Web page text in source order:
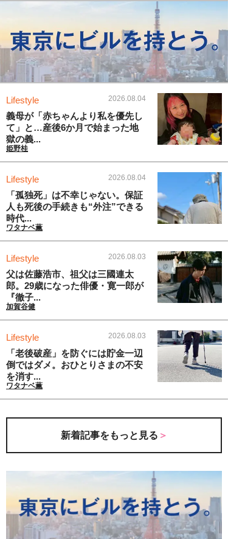
Lifestyle 2026.08.04
義母が「赤ちゃんより私を優先し
て」と…産後6か月で始まった地
獄の義...
姫野桂
Lifestyle 2026.08.04
「孤独死」は不幸じゃない。保証
人も死後の手続きも“外注”できる
時代...
ワタナベ薫
Lifestyle 2026.08.03
父は佐藤浩市、祖父は三國連太
郎。29歳になった俳優・寛一郎が
『徹子...
加賀谷健
Lifestyle 2026.08.03
「老後破産」を防ぐには貯金一辺
倒ではダメ。おひとりさまの不安
を消す...
ワタナベ薫
新着記事をもっと見る